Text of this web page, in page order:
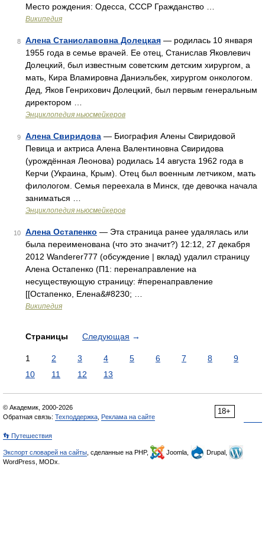
Место рождения: Одесса, СССР Гражданство …
Википедия
8 Алена Станиславовна Долецкая — родилась 10 января
1955 года в семье врачей. Ее отец, Станислав Яковлевич
Долецкий, был известным советским детским хирургом, а
мать, Кира Вламировна Даниэльбек, хирургом онкологом.
Дед, Яков Генрихович Долецкий, был первым генеральным
директором …
Энциклопедия ньюсмейкеров
9 Алена Свиридова — Биография Алены Свиридовой
Певица и актриса Алена Валентиновна Свиридова
(урождённая Леонова) родилась 14 августа 1962 года в
Керчи (Украина, Крым). Отец был военным летчиком, мать
филологом. Семья переехала в Минск, где девочка начала
заниматься …
Энциклопедия ньюсмейкеров
10 Алена Остапенко — Эта страница ранее удалялась или
была переименована (что это значит?) 12:12, 27 декабря
2012 Wanderer777 (обсуждение | вклад) удалил страницу
Алена Остапенко (П1: перенаправление на
несуществующую страницу: ‎#перенаправление
[[Остапенко, Елена&#8230; …
Википедия
Страницы Следующая →
1 2 3 4 5 6 7 8
9
10
11 12 13
18+
© Академик, 2000-2026
Обратная связь: Техподдержка Реклама на сайте
👣 Путешествия
Экспорт словарей на сайты , сделанные на PHP, Joomla,
Drupal,
WordPress, MODx.